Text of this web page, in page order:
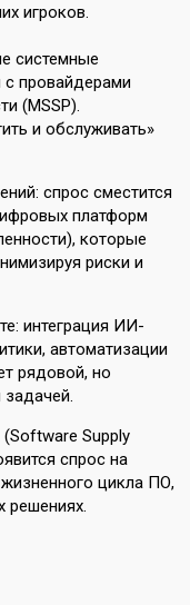
игроков.
системные
с провайдерами
(MSSP).
и обслуживать»
спрос сместится
платформ
которые
риски и
интеграция ИИ-
автоматизации
рядовой, но
Supply
спрос на
жизненного цикла ПО,
решениях.